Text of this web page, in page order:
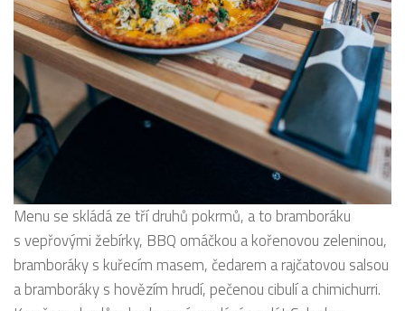
Menu se skládá ze tří druhů pokrmů, a to bramboráku
s vepřovými žebírky, BBQ omáčkou a kořenovou zeleninou,
bramboráky s kuřecím masem, čedarem a rajčatovou salsou
a bramboráky s hovězím hrudí, pečenou cibulí a chimichurri.